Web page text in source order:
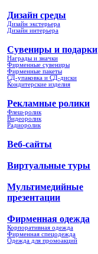
Дизайн среды
Дизайн экстерьера
Дизайн интерьера
Сувениры и подарки
Награды и значки
Фирменные сувениры
Фирменные пакеты
СД-упаковка и СД-диски
Кондитерские изделия
Рекламные ролики
Флеш-ролик
Видеоролик
Радиоролик
Веб-сайты
Виртуальные туры
Мультимедийные
презентации
Фирменная одежда
Корпоративная одежда
Фирменная спецодежда
Одежда для промоакций